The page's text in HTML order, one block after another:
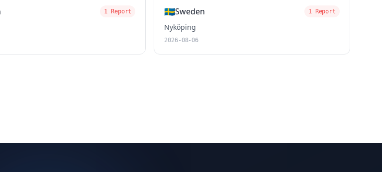
1 Report 🇸🇪Sweden 1 Report
Nyköping
2026-08-06